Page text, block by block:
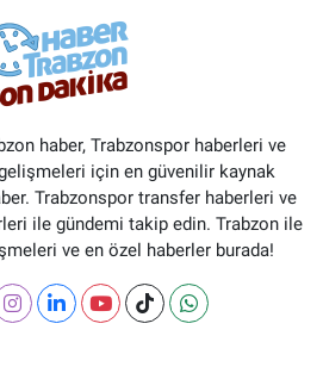
haber, Trabzonspor haberleri ve
için en güvenilir kaynak
Trabzonspor transfer haberleri ve
ile gündemi takip edin. Trabzon ile
ve en özel haberler burada!